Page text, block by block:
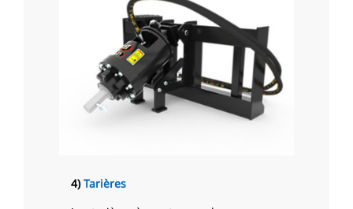
4)Tarières